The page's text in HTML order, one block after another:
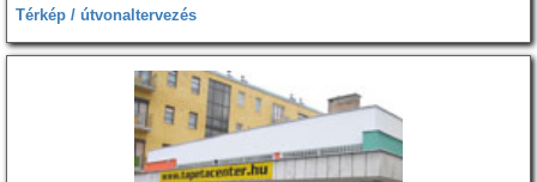
Térkép / útvonaltervezés